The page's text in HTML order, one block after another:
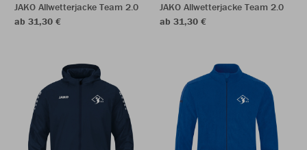
JAKO Allwetterjacke Team 2.0
ab 31,30 €
JAKO Allwetterjacke Team 2.0
ab 31,30 €